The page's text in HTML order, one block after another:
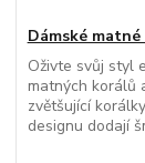
Dámské
Oživte svůj styl
matných korálů
zvětšující
designu dodají